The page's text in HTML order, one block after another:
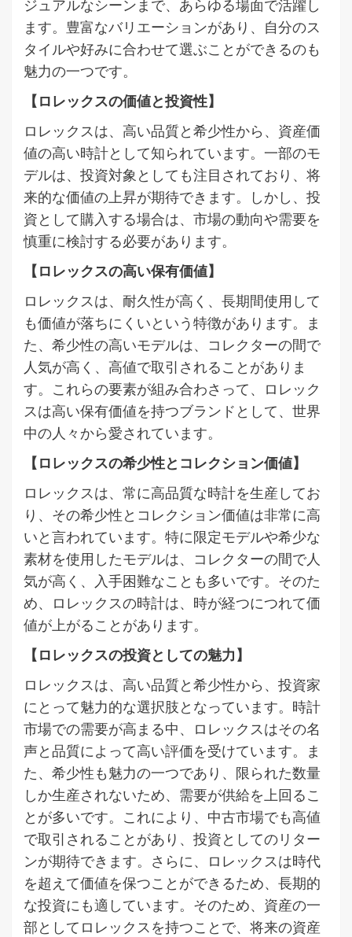
ジュアルなシーンまで、あらゆる場面で活躍し
ます。豊富なバリエーションがあり、自分のス
タイルや好みに合わせて選ぶことができるのも
魅力の一つです。
【ロレックスの価値と投資性】
ロレックスは、高い品質と希少性から、資産価
値の高い時計として知られています。一部のモ
デルは、投資対象としても注目されており、将
来的な価値の上昇が期待できます。しかし、投
資として購入する場合は、市場の動向や需要を
慎重に検討する必要があります。
【ロレックスの高い保有価値】
ロレックスは、耐久性が高く、長期間使用して
も価値が落ちにくいという特徴があります。ま
た、希少性の高いモデルは、コレクターの間で
人気が高く、高値で取引されることがありま
す。これらの要素が組み合わさって、ロレック
スは高い保有価値を持つブランドとして、世界
中の人々から愛されています。
【ロレックスの希少性とコレクション価値】
ロレックスは、常に高品質な時計を生産してお
り、その希少性とコレクション価値は非常に高
いと言われています。特に限定モデルや希少な
素材を使用したモデルは、コレクターの間で人
気が高く、入手困難なことも多いです。そのた
め、ロレックスの時計は、時が経つにつれて価
値が上がることがあります。
【ロレックスの投資としての魅力】
ロレックスは、高い品質と希少性から、投資家
にとって魅力的な選択肢となっています。時計
市場での需要が高まる中、ロレックスはその名
声と品質によって高い評価を受けています。ま
た、希少性も魅力の一つであり、限られた数量
しか生産されないため、需要が供給を上回るこ
とが多いです。これにより、中古市場でも高値
で取引されることがあり、投資としてのリター
ンが期待できます。さらに、ロレックスは時代
を超えて価値を保つことができるため、長期的
な投資にも適しています。そのため、資産の一
部としてロレックスを持つことで、将来の資産